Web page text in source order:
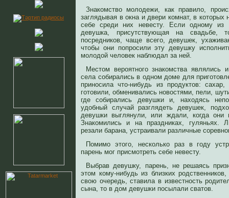
Знакомство молодежи, как правило,
заглядывая в окна и двери комнат, в
себе среди них невесту. Если одному из
девушка, присутствующая на свадьбе,
посредников, чаще всего, девушек,
чтобы они попросили эту девушку
молодой человек наблюдал за ней.
Местом вероятного знакомства являлись
села собирались в одном доме для
приносила что-нибудь из продуктов:
готовили, обменивались новостями, пели,
где собирались девушки и, находясь
удобный случай разглядеть девушек,
девушки выглянули, или ждали, когда
Знакомились и на праздниках, гуляньях.
резали барана, устраивали различные
Помимо этого, несколько раз в году
парень мог присмотреть себе невесту.
Выбрав девушку, парень, не решаясь
этом кому-нибудь из близких
свою очередь, ставила в известность
сына, то в дом девушки посылали сватов.